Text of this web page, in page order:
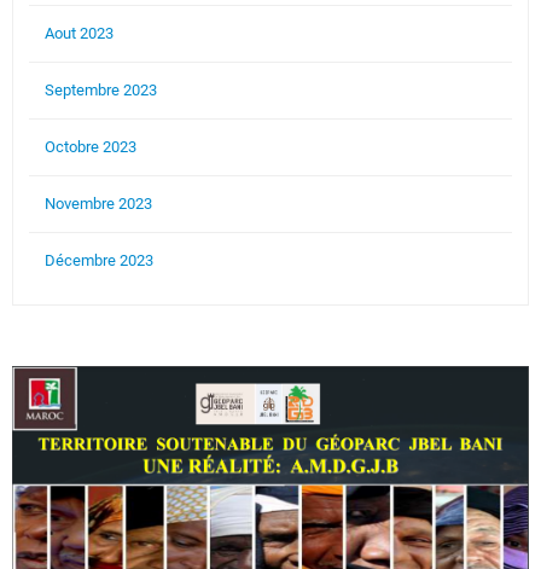
Aout 2023
Septembre 2023
Octobre 2023
Novembre 2023
Décembre 2023